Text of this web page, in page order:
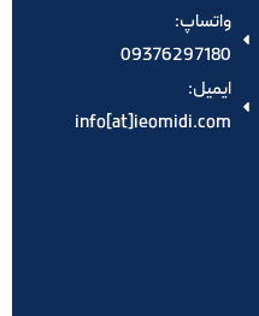
واتساپ:
09376297180
ایمیل:
info[at]ieomidi.com